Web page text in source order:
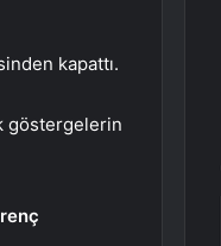
kapattı.
göstergelerin